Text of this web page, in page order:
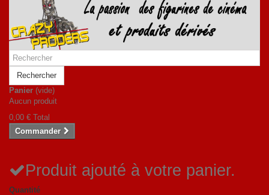
Rechercher
Panier (vide)
Aucun produit
0,00 € Total
Commander
Produit ajouté à votre panier.
Quantité